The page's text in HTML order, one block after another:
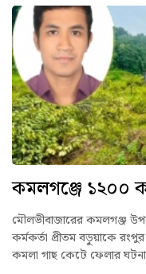
কমলগঞ্জে ১২০০
মৌলভীবাজারের কমলগঞ্জ
কর্মকর্তা প্রীতম বড়ুয়াকে
কমলা গাছ কেটে ফেলার